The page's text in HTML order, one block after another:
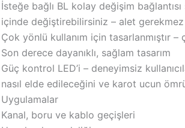
İsteğe bağlı BL kolay değişim
içinde değiştirebilirsiniz – alet gerekmez
Çok yönlü kullanım için tasarlanmıştır
Son derece dayanıklı, sağlam tasarım
Güç kontrol LED’i – deneyimsiz
nasıl elde edileceğini ve karot ucun
Uygulamalar
Kanal, boru ve kablo geçişleri